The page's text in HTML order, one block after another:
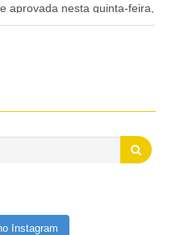
aprovada nesta quinta-feira,
Patriota disse hoje em
e, somente o ano
mais de três bilhões de
dentre alas, mais de
comunidades rurais.
sem mandato,
Instagram